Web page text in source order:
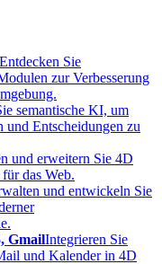
Entdecken Sie
zur Verbesserung
semantische KI, um
und Entscheidungen zu
und erweitern Sie 4D
das Web.
und entwickeln Sie
GmailIntegrieren Sie
und Kalender in 4D